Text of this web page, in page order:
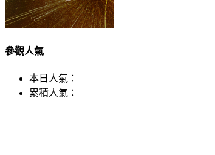
參觀人氣
本日人氣：
累積人氣：